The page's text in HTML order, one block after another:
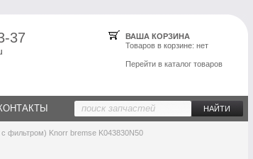
37
ВАША КОРЗИНА
Товаров в корзине: нет
Перейти в каталог товаров
фильтром) Knorr bremse K043830N50